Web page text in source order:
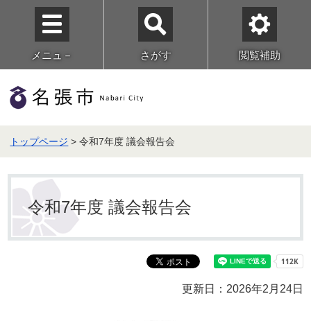
メニュ－ さがす 閲覧補助
トップページ > 令和7年度 議会報告会
令和7年度 議会報告会
更新日：2026年2月24日